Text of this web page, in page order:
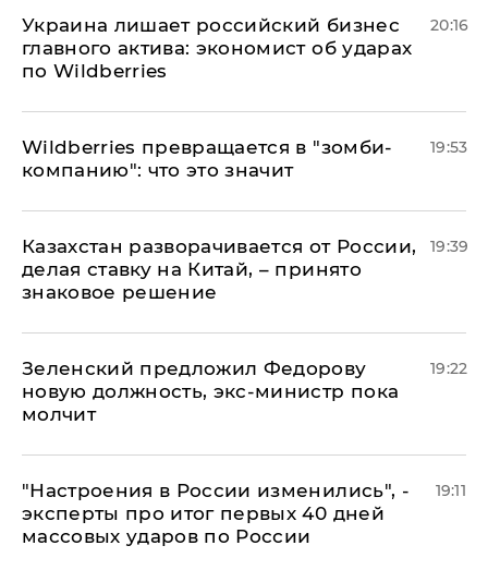
​Украина лишает российский бизнес
главного актива: экономист об ударах
по Wildberries
20:16
Wildberries превращается в "зомби-
компанию": что это значит
19:53
Казахстан разворачивается от России,
делая ставку на Китай, – принято
знаковое решение
19:39
Зеленский предложил Федорову
новую должность, экс-министр пока
молчит
19:22
"Настроения в России изменились", -
эксперты про итог первых 40 дней
массовых ударов по России
19:11